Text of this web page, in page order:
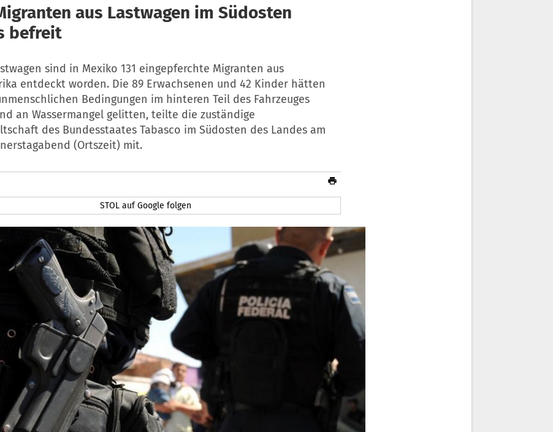
aus Lastwagen im Südosten
befreit
sind in Mexiko 131 eingepferchte Migranten aus
entdeckt worden. Die 89 Erwachsenen und 42 Kinder hätten
Bedingungen im hinteren Teil des Fahrzeuges
an Wassermangel gelitten, teilte die zuständige
des Bundesstaates Tabasco im Südosten des Landes am
(Ortszeit) mit.
STOL auf Google folgen